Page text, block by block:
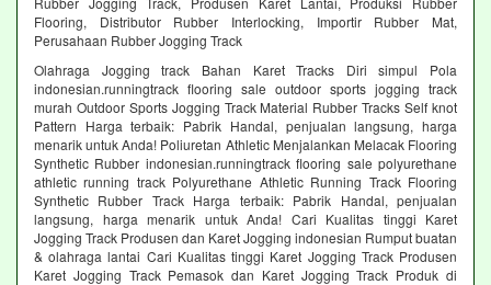
Flooring, Distributor Rubber Interlocking, Importir Rubber Mat,
Perusahaan Rubber Jogging Track
Olahraga Jogging track Bahan Karet Tracks Diri simpul Pola
indonesian.runningtrack flooring sale outdoor sports jogging track
murah Outdoor Sports Jogging Track Material Rubber Tracks Self knot
Pattern Harga terbaik: Pabrik Handal, penjualan langsung, harga
menarik untuk Anda! Poliuretan Athletic Menjalankan Melacak Flooring
Synthetic Rubber indonesian.runningtrack flooring sale polyurethane
athletic running track Polyurethane Athletic Running Track Flooring
Synthetic Rubber Track Harga terbaik: Pabrik Handal, penjualan
langsung, harga menarik untuk Anda! Cari Kualitas tinggi Karet
Jogging Track Produsen dan Karet Jogging indonesian Rumput buatan
& olahraga lantai Cari Kualitas tinggi Karet Jogging Track Produsen
Karet Jogging Track Pemasok dan Karet Jogging Track Produk di